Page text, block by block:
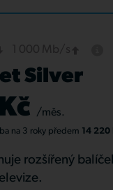
Silver
/měs.
na 3 roky předem 14 220
rozšířený